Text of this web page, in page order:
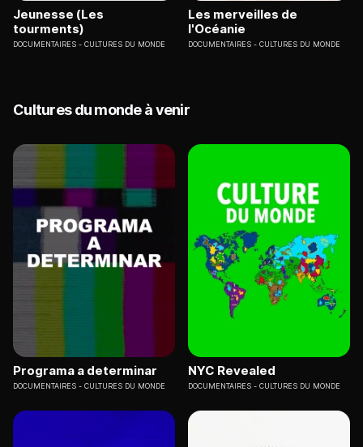
Jeunesse (Les
tourments)
DOCUMENTAIRES CULTURES DU MONDE
Les merveilles de
l'Océanie
DOCUMENTAIRES CULTURES DU MONDE
Cultures du monde à venir
Programa a determinar
DOCUMENTAIRES CULTURES DU MONDE
NYC Revealed
DOCUMENTAIRES CULTURES DU MONDE